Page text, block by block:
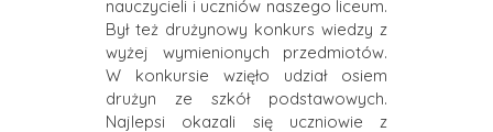
nauczycieli i uczniów naszego liceum.
Był też drużynowy konkurs wiedzy z
wyżej wymienionych przedmiotów.
W konkursie wzięło udział osiem
drużyn ze szkół podstawowych.
Najlepsi okazali się uczniowie z